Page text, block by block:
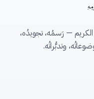
— رَسمُه، تجويدُه،
وتدبُّراتُه.